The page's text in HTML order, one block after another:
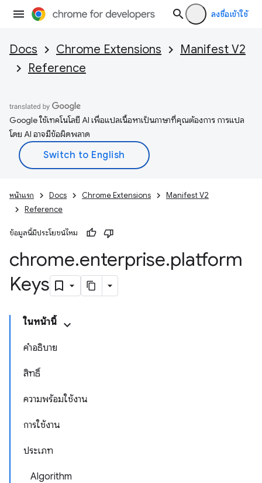
ลงชื่อเข้าใช้
Docs Chrome Extensions
Manifest V2
Reference
Google ใช้เทคโนโลยี AI เพื่อแปลเนื้อหาเป็นภาษาที่คุณต้องการ การแปล
โดย AI อาจมีข้อผิดพลาด
หน้าแรก Docs Chrome Extensions
Manifest V2
Reference
ข้อมูลนี้มีประโยชน์ไหม
chrome.enterprise.platform
Keys
ในหน้านี้
คำอธิบาย
สิทธิ์
ความพร้อมใช้งาน
การใช้งาน
ประเภท
Algorithm